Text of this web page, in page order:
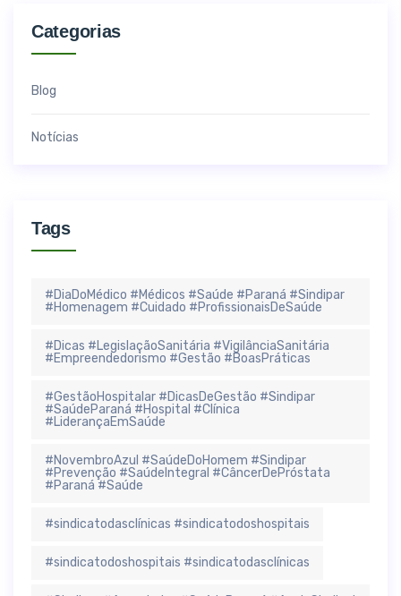
Categorias
Blog
Notícias
Tags
#DiaDoMédico #Médicos #Saúde #Paraná #Sindipar
#Homenagem #Cuidado #ProfissionaisDeSaúde
#Dicas #LegislaçãoSanitária #VigilânciaSanitária
#Empreendedorismo #Gestão #BoasPráticas
#GestãoHospitalar #DicasDeGestão #Sindipar
#SaúdeParaná #Hospital #Clínica
#LiderançaEmSaúde
#NovembroAzul #SaúdeDoHomem #Sindipar
#Prevenção #SaúdeIntegral #CâncerDePróstata
#Paraná #Saúde
#sindicatodasclínicas #sindicatodoshospitais
#sindicatodoshospitais #sindicatodasclínicas